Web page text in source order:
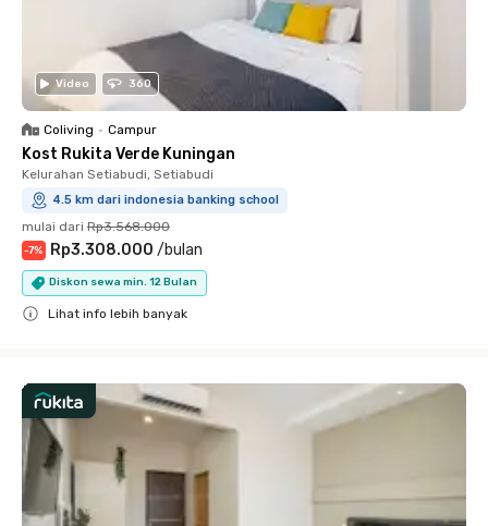
Video 360
Coliving • Campur
Kost Rukita Verde Kuningan
Kelurahan Setiabudi, Setiabudi
4.5 km dari indonesia banking school
mulai dari Rp3.568.000
-7% Rp3.308.000 /bulan
Diskon sewa min. 12 Bulan
Lihat info lebih banyak